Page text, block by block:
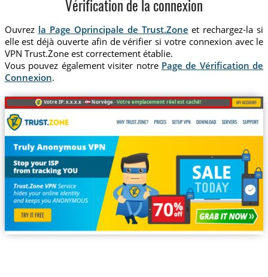
Vérification de la connexion
Ouvrez la Page Oprincipale de Trust.Zone et rechargez-la si
elle est déjà ouverte afin de vérifier si votre connexion avec le
VPN Trust.Zone est correctement établie.
Vous pouvez également visiter notre Page de Vérification de
Connexion.
Votre IP: x.x.x.x · Norvège ·Votre emplacement réel est caché!